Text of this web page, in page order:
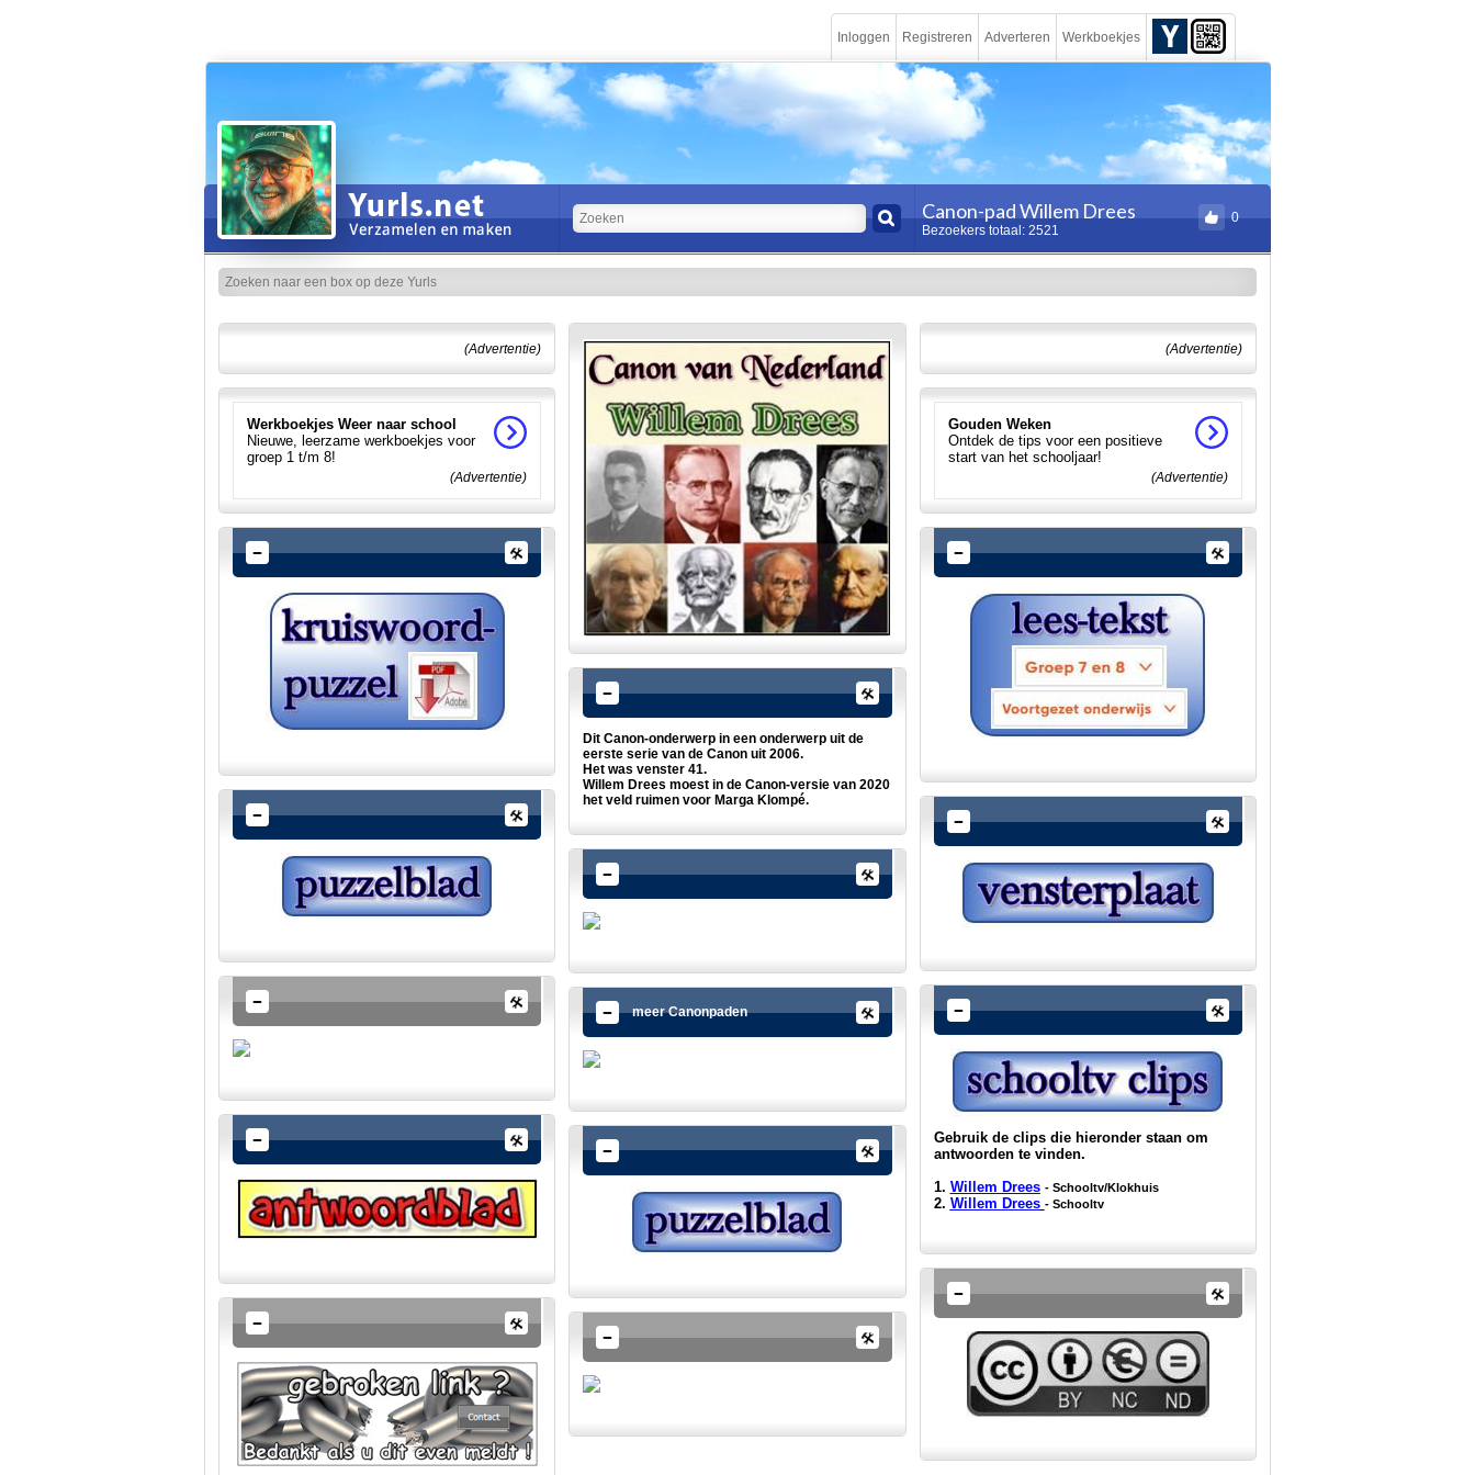
Inloggen Registreren Adverteren Werkboekjes
0
Canon-pad Willem Drees
Bezoekers totaal: 2521
(Advertentie)
Werkboekjes Weer naar school
Nieuwe, leerzame werkboekjes voor
groep 1 t/m 8!
(Advertentie)
Dit Canon-onderwerp in een onderwerp uit de
eerste serie van de Canon uit 2006.
Het was venster 41.
Willem Drees moest in de Canon-versie van 2020
het veld ruimen voor Marga Klompé.
meer Canonpaden
(Advertentie)
Gouden Weken
Ontdek de tips voor een positieve
start van het schooljaar!
(Advertentie)
Gebruik de clips die hieronder staan om
antwoorden te vinden.
1. Willem Drees - Schooltv/Klokhuis
2. Willem Drees - Schooltv